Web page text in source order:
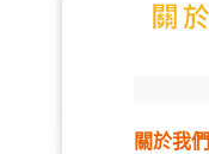
關於我們